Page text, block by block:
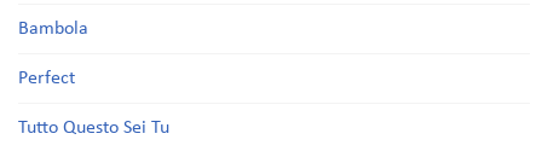
Bambola
Perfect
Tutto Questo Sei Tu